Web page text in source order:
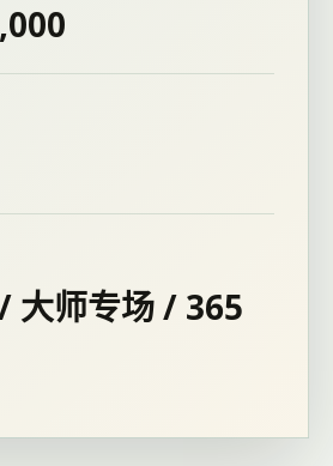
大师专场 / 365